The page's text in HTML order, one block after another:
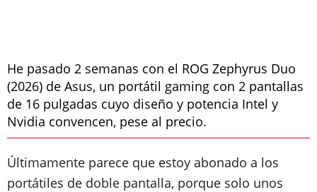
He pasado 2 semanas con el ROG Zephyrus Duo
(2026) de Asus, un portátil gaming con 2 pantallas
de 16 pulgadas cuyo diseño y potencia Intel y
Nvidia convencen, pese al precio.
Últimamente parece que estoy abonado a los
portátiles de doble pantalla, porque solo unos